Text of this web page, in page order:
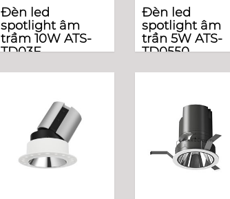
Đèn led
spotlight âm
trầm 10W ATS-
TD03F
Đèn led
spotlight âm
trần 5W ATS-
TD0550